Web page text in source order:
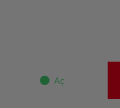
Aç